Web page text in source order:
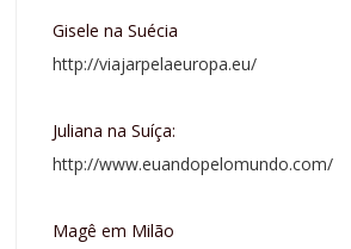
Gisele na Suécia
http://viajarpelaeuropa.eu/
Juliana na Suíça:
http://www.euandopelomundo.com/
Magê em Milão